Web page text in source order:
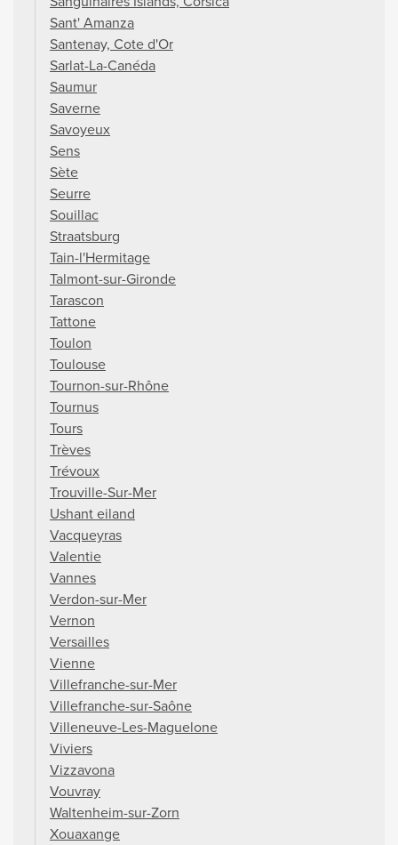
Sant' Amanza
Santenay, Cote d'Or
Sarlat-La-Canéda
Saumur
Saverne
Savoyeux
Sens
Sète
Seurre
Souillac
Straatsburg
Tain-l'Hermitage
Talmont-sur-Gironde
Tarascon
Tattone
Toulon
Toulouse
Tournon-sur-Rhône
Tournus
Tours
Trèves
Trévoux
Trouville-Sur-Mer
Ushant eiland
Vacqueyras
Valentie
Vannes
Verdon-sur-Mer
Vernon
Versailles
Vienne
Villefranche-sur-Mer
Villefranche-sur-Saône
Villeneuve-Les-Maguelone
Viviers
Vizzavona
Vouvray
Waltenheim-sur-Zorn
Xouaxange